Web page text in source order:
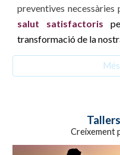
preventives
salut satisfactoris
transformació de la
Creixement